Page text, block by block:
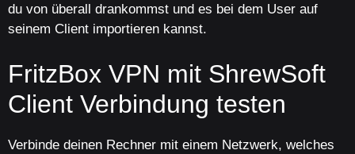
du von überall drankommst und es bei dem User auf
seinem Client importieren kannst.
FritzBox VPN mit ShrewSoft
Client Verbindung testen
Verbinde deinen Rechner mit einem Netzwerk, welches